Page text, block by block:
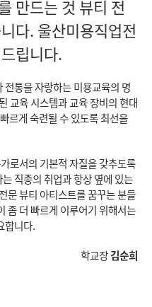
만드는 것 뷰티 전
다. 울산미용직업전
립니다.
통을 자랑하는 미용교육의 명
교육 시스템과 교육 장비의 현대
르게 숙련될 수 있도록 최선을
로서의 기본적 자질을 갖추도록
직종의 취업과 항상 옆에 있는
전문 뷰티 아티스트를 꿈꾸는 분들
좀 더 빠르게 이루어기 위해서는
합니다.
학교장김순희